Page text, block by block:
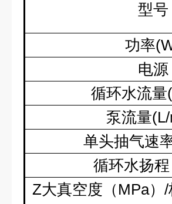
型号
功率
电源
循环水流量
泵流量
单头抽气速
循环水扬程
Z大真空度（ MPa） /